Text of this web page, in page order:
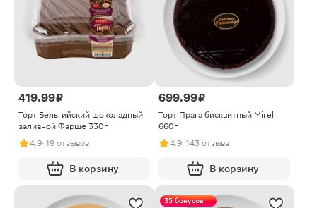
419.99 ₽
Торт Бельгийский шоколадный
заливной Фарше 330г
4.9· 19 отзывов
В корзину
699.99 ₽
Торт Прага бисквитный Mirel
660г
4.9· 143 отзыва
В корзину
35 бонусов